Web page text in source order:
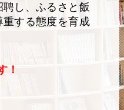
し、ふるさと飯
する態度を育成
！